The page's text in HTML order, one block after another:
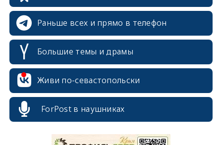
Раньше всех и прямо в телефон
Большие темы и драмы
Живи по-севастопольски
ForPost в наушниках
erid: 2SDnjcrDNw6